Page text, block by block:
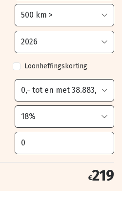
Loonheffingskorting
€219